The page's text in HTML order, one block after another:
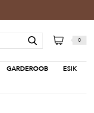
0
GARDEROOB
ESIK